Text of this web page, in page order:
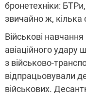
бронетехніки: БТРи,
звичайно ж, кілька
Військові
авіаційного удару
з військово-
відпрацьовували
військових.